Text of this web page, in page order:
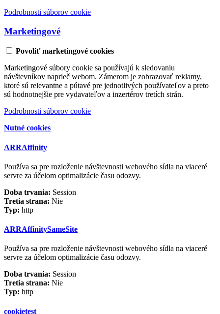
Podrobnosti súborov cookie
Marketingové
Povoliť marketingové cookies
Marketingové súbory cookie sa používajú k sledovaniu
návštevníkov naprieč webom. Zámerom je zobrazovať reklamy,
ktoré sú relevantne a pútavé pre jednotlivých používateľov a preto
sú hodnotnejšie pre vydavateľov a inzertérov tretích strán.
Podrobnosti súborov cookie
Nutné cookies
ARRAffinity
Používa sa pre rozloženie návštevnosti webového sídla na viaceré
servre za účelom optimalizácie času odozvy.
Doba trvania: Session
Tretia strana: Nie
Typ: http
ARRAffinitySameSite
Používa sa pre rozloženie návštevnosti webového sídla na viaceré
servre za účelom optimalizácie času odozvy.
Doba trvania: Session
Tretia strana: Nie
Typ: http
cookietest